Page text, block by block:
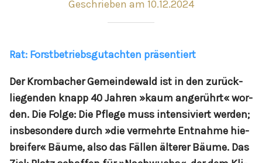
Geschrieben am 10.12.2024
Rat: Forstbetriebsgutachten präsentiert
Der Krom­ba­cher Ge­mein­de­wald ist in den zu­rück­
lie­gen­den knapp 40 Jah­ren »kaum an­ge­rührt« wor­
den. Die Fol­ge: Die Pf­le­ge muss in­ten­si­viert wer­den;
ins­be­son­de­re durch »die ver­mehr­te Ent­nah­me hie­
b­rei­fer« Bäu­me, al­so das Fäl­len äl­te­rer Bäu­me. Das